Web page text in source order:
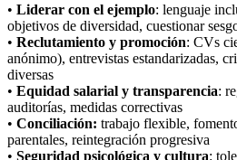
• Liderar con el ejemplo: lenguaje
objetivos de diversidad, cuestionar
• Reclutamiento y promoción: CVs
anónimo), entrevistas estandarizadas,
diversas
• Equidad salarial y transparencia:
auditorías, medidas correctivas
• Conciliación: trabajo flexible,
parentales, reintegración progresiva
• Seguridad psicológica y cultura: